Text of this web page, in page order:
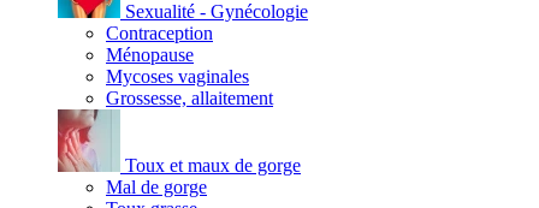
Sexualité - Gynécologie
Contraception
Ménopause
Mycoses vaginales
Grossesse, allaitement
Toux et maux de gorge
Mal de gorge